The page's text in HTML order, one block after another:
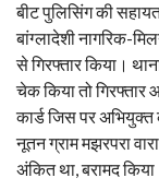
बीट पुलिसिंग की
बांग्लादेशी नागरिक-
से गिरफ्तार किया।
चेक किया तो
कार्ड जिस पर अभियुक्त
नूतन ग्राम मझरपरा
अंकित था, बरामद